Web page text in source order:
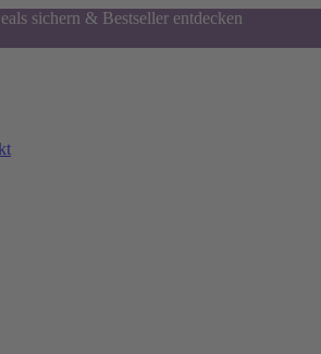
sichern & Bestseller entdecken